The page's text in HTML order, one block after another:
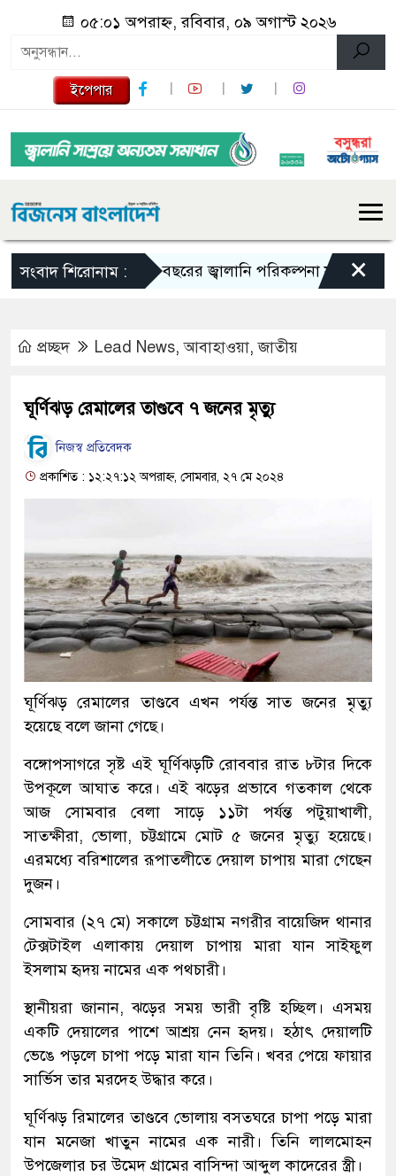
০৫:০১ অপরাহ্ন, রবিবার, ০৯ অগাস্ট ২০২৬
ইপেপার
সংবাদ শিরোনাম :১০ বছরের জ্বালানি পরিকল্পনা সংসদে তুলে ধরবে
×
প্রচ্ছদ Lead News,আবাহাওয়া,জাতীয়
ঘূর্ণিঝড় রেমালের তাণ্ডবে ৭ জনের মৃত্যু
নিজস্ব প্রতিবেদক
প্রকাশিত : ১২:২৭:১২ অপরাহ্ন, সোমবার, ২৭ মে ২০২৪
ঘূর্ণিঝড় রেমালের তাণ্ডবে এখন পর্যন্ত সাত জনের মৃত্যু
হয়েছে বলে জানা গেছে।
বঙ্গোপসাগরে সৃষ্ট এই ঘূর্ণিঝড়টি রোববার রাত ৮টার দিকে
উপকূলে আঘাত করে। এই ঝড়ের প্রভাবে গতকাল থেকে
আজ সোমবার বেলা সাড়ে ১১টা পর্যন্ত পটুয়াখালী,
সাতক্ষীরা, ভোলা, চট্টগ্রামে মোট ৫ জনের মৃত্যু হয়েছে।
এরমধ্যে বরিশালের রূপাতলীতে দেয়াল চাপায় মারা গেছেন
দুজন।
সোমবার (২৭ মে) সকালে চট্টগ্রাম নগরীর বায়েজিদ থানার
টেক্সটাইল এলাকায় দেয়াল চাপায় মারা যান সাইফুল
ইসলাম হৃদয় নামের এক পথচারী।
স্থানীয়রা জানান, ঝড়ের সময় ভারী বৃষ্টি হচ্ছিল। এসময়
একটি দেয়ালের পাশে আশ্রয় নেন হৃদয়। হঠাৎ দেয়ালটি
ভেঙে পড়লে চাপা পড়ে মারা যান তিনি। খবর পেয়ে ফায়ার
সার্ভিস তার মরদেহ উদ্ধার করে।
ঘূর্ণিঝড় রিমালের তাণ্ডবে ভোলায় বসতঘরে চাপা পড়ে মারা
যান মনেজা খাতুন নামের এক নারী। তিনি লালমোহন
উপজেলার চর উমেদ গ্রামের বাসিন্দা আব্দুল কাদেরের স্ত্রী।